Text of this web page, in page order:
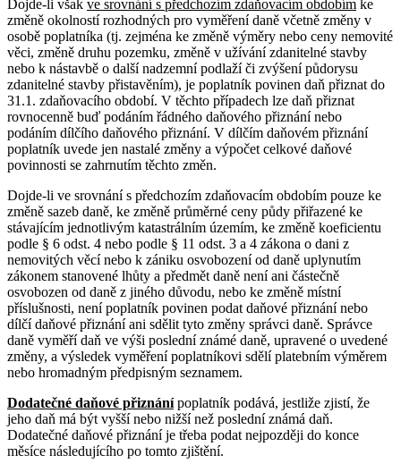
Dojde-li však ve srovnání s předchozím zdaňovacím obdobím ke
změně okolností rozhodných pro vyměření daně včetně změny v
osobě poplatníka (tj. zejména ke změně výměry nebo ceny nemovité
věci, změně druhu pozemku, změně v užívání zdanitelné stavby
nebo k nástavbě o další nadzemní podlaží či zvýšení půdorysu
zdanitelné stavby přistavěním), je poplatník povinen daň přiznat do
31.1. zdaňovacího období. V těchto případech lze daň přiznat
rovnocenně buď podáním řádného daňového přiznání nebo
podáním dílčího daňového přiznání. V dílčím daňovém přiznání
poplatník uvede jen nastalé změny a výpočet celkové daňové
povinnosti se zahrnutím těchto změn.
Dojde-li ve srovnání s předchozím zdaňovacím obdobím pouze ke
změně sazeb daně, ke změně průměrné ceny půdy přiřazené ke
stávajícím jednotlivým katastrálním územím, ke změně koeficientu
podle § 6 odst. 4 nebo podle § 11 odst. 3 a 4 zákona o dani z
nemovitých věcí nebo k zániku osvobození od daně uplynutím
zákonem stanovené lhůty a předmět daně není ani částečně
osvobozen od daně z jiného důvodu, nebo ke změně místní
příslušnosti, není poplatník povinen podat daňové přiznání nebo
dílčí daňové přiznání ani sdělit tyto změny správci daně. Správce
daně vyměří daň ve výši poslední známé daně, upravené o uvedené
změny, a výsledek vyměření poplatníkovi sdělí platebním výměrem
nebo hromadným předpisným seznamem.
Dodatečné daňové přiznání poplatník podává, jestliže zjistí, že
jeho daň má být vyšší nebo nižší než poslední známá daň.
Dodatečné daňové přiznání je třeba podat nejpozději do konce
měsíce následujícího po tomto zjištění.